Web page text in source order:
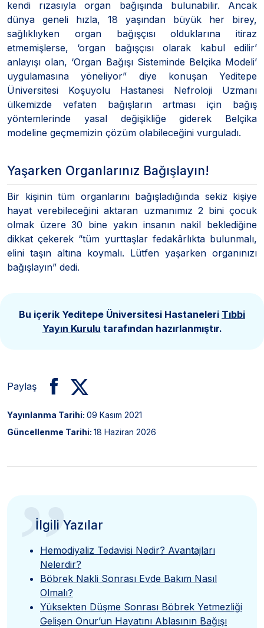
kendi rızasıyla organ bağışında bulunabilir. Ancak
dünya geneli hızla, 18 yaşından büyük her birey,
sağlıklıyken organ bağışçısı olduklarına itiraz
etmemişlerse, ‘organ bağışçısı olarak kabul edilir’
anlayışı olan, ‘Organ Bağışı Sisteminde Belçika Modeli’
uygulamasına yöneliyor” diye konuşan Yeditepe
Üniversitesi Koşuyolu Hastanesi Nefroloji Uzmanı
ülkemizde vefaten bağışların artması için bağış
yöntemlerinde yasal değişikliğe giderek Belçika
modeline geçmemizin çözüm olabileceğini vurguladı.
Yaşarken Organlarınız Bağışlayın!
Bir kişinin tüm organlarını bağışladığında sekiz kişiye
hayat verebileceğini aktaran uzmanımız 2 bini çocuk
olmak üzere 30 bine yakın insanın nakil beklediğine
dikkat çekerek “tüm yurttaşlar fedakârlıkta bulunmalı,
elini taşın altına koymalı. Lütfen yaşarken organınızı
bağışlayın” dedi.
Bu içerik Yeditepe Üniversitesi Hastaneleri Tıbbi
Yayın Kurulu tarafından hazırlanmıştır.
Paylaş
Yayınlanma Tarihi: 09 Kasım 2021
Güncellenme Tarihi: 18 Haziran 2026
”
İlgili Yazılar
Hemodiyaliz Tedavisi Nedir? Avantajları
Nelerdir?
Böbrek Nakli Sonrası Evde Bakım Nasıl
Olmalı?
Yüksekten Düşme Sonrası Böbrek Yetmezliği
Gelişen Onur’un Hayatını Ablasının Bağışı